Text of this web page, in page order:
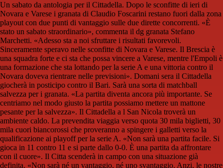
Un sabato da antologia per il Cittadella. Dopo le sconfitte di ieri di
Novara e Varese i granata di Claudio Foscarini restano fuori dalla zona
playout con due punti di vantaggio sulle due dirette concorrenti. «È
stato un sabato straordinario», commenta il dg granata Stefano
Marchetti. «Adesso sta a noi sfruttare i risultati favorevoli.
Sinceramente speravo nelle sconfitte di Novara e Varese. Il Brescia è
una squadra forte e ci sta che possa vincere a Varese, mentre l'Empoli è
una formazione che sta lottando per la serie A e una vittoria contro il
Novara doveva rientrare nelle previsioni». Domani sera il Cittadella
giocherà in posticipo contro il Bari. Sarà una sorta di matchball
salvezza per i granata. «La partita diventa ancora più importante. Se
centriamo nel modo giusto la partita possiamo mettere un mattone
pesante per la salvezza». Il Cittadella a l San Nicola troverà un
ambiente caldo. La prevendita viaggia verso quota 30 mila biglietti, 30
mila cuori biancorossi che proveranno a spingere i galletti verso la
qualificazione ai playoff per la serie A. «Non sarà una partita facile. Si
gioca in 11 contro 11 e si parte dallo 0-0. È una partita da affrontare
con il cuore». Il Citta scenderà in campo con una situazione già
definita. «Non sarà né un vantaggio, né uno svantaggio. Anzi, le nostre